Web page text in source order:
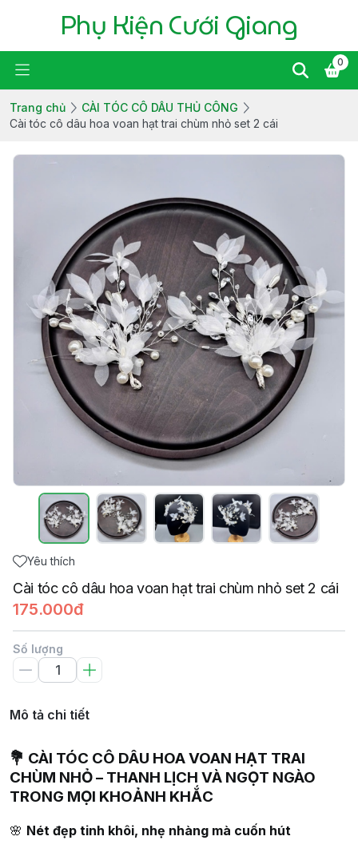
Phụ Kiện Cưới Giang
0
Trang chủ
CÀI TÓC CÔ DÂU THỦ CÔNG
Cài tóc cô dâu hoa voan hạt trai chùm nhỏ set 2 cái
Yêu thích
Cài tóc cô dâu hoa voan hạt trai chùm nhỏ set 2 cái
175.000đ
Số lượng
Mô tả chi tiết
💐 CÀI TÓC CÔ DÂU HOA VOAN HẠT TRAI
CHÙM NHỎ – THANH LỊCH VÀ NGỌT NGÀO
TRONG MỌI KHOẢNH KHẮC
🌸 Nét đẹp tinh khôi, nhẹ nhàng mà cuốn hút